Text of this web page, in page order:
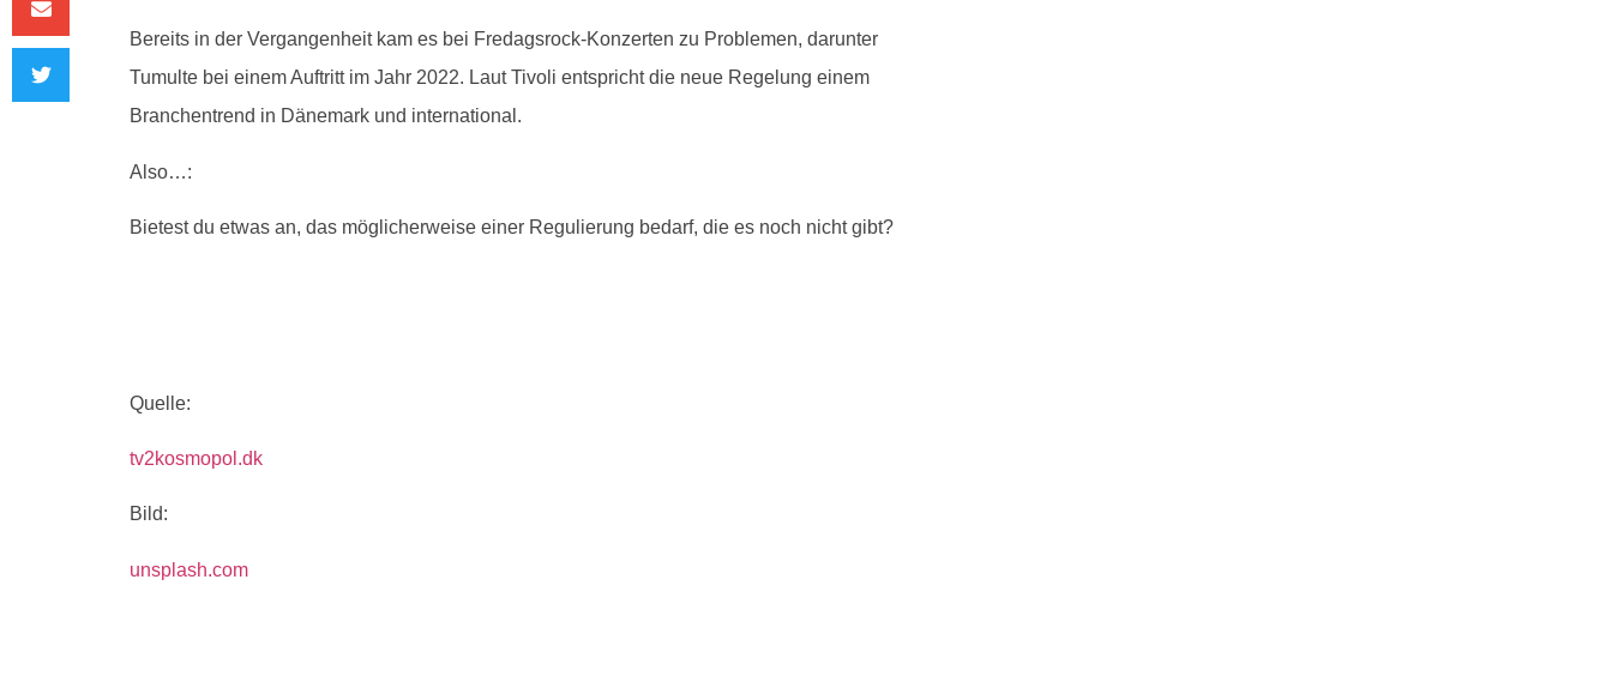
Bereits in der Vergangenheit kam es bei Fredagsrock-Konzerten zu Problemen, darunter
Tumulte bei einem Auftritt im Jahr 2022. Laut Tivoli entspricht die neue Regelung einem
Branchentrend in Dänemark und international.
Also…:
Bietest du etwas an, das möglicherweise einer Regulierung bedarf, die es noch nicht gibt?
Quelle:
tv2kosmopol.dk
Bild:
unsplash.com